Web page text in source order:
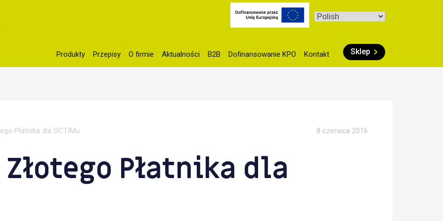
Produkty Przepisy O firmie Aktualności B2B Dofinansowanie KPO Kontakt Sklep
wp-content/themes/idvetmp-child/single.phpon line5
Płatnika dla OCTIMu 8 czerwca 2016
Płatnika dla